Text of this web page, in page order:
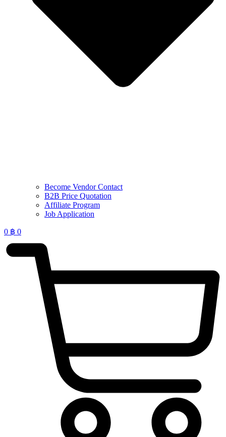
Become Vendor Contact
B2B Price Quotation
Affiliate Program
Job Application
0 ฿ 0